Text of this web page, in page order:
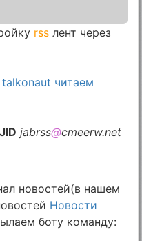
rss лент через
читаем
JID jabrss@cmeerw.net
новостей(в нашем
Новости
боту команду: